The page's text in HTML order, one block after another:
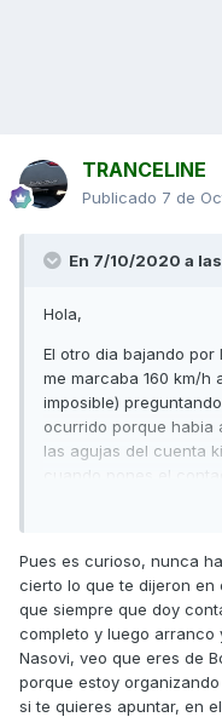
TRANCELINE
Publicado 7 de
En 7/10/2020 a
Hola,
El otro dia bajando
me marcaba 160 km/h
imposible)
ocurrido porque habia
las agujas del cuenta
cuando pones el
Por si alguno le ha
Un saludo.
Pues es curioso, nunca
cierto lo que te dijeron en
que siempre que doy
completo y luego arranco
Nasovi, veo que eres de
porque estoy
si te quieres apuntar, en